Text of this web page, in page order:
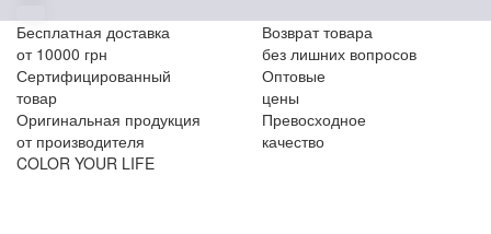
Бесплатная доставка
от 10000 грн
Возврат товара
без лишних вопросов
Сертифицированный
товар
Оптовые
цены
Оригинальная продукция
от производителя
Превосходное
качество
COLOR YOUR LIFE